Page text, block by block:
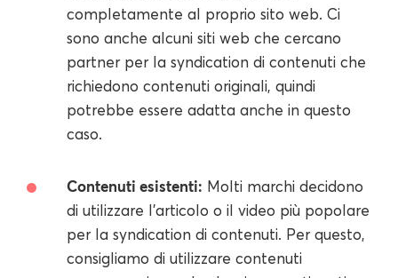
completamente al proprio sito web. Ci
sono anche alcuni siti web che cercano
partner per la syndication di contenuti che
richiedono contenuti originali, quindi
potrebbe essere adatta anche in questo
caso.
Contenuti esistenti: Molti marchi decidono
di utilizzare l'articolo o il video più popolare
per la syndication di contenuti. Per questo,
consigliamo di utilizzare contenuti